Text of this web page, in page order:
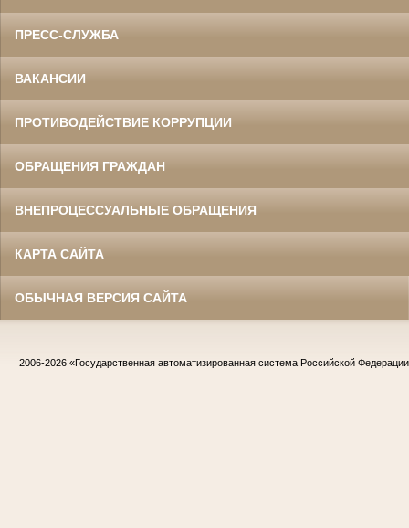
ПРЕСС-СЛУЖБА
ВАКАНСИИ
ПРОТИВОДЕЙСТВИЕ КОРРУПЦИИ
ОБРАЩЕНИЯ ГРАЖДАН
ВНЕПРОЦЕССУАЛЬНЫЕ ОБРАЩЕНИЯ
КАРТА САЙТА
ОБЫЧНАЯ ВЕРСИЯ САЙТА
2006-2026 «Государственная автоматизированная система Российской